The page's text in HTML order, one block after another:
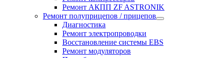
Ремонт АКПП ZF ASTRONIK
Ремонт полуприцепов / прицепов
Диагностика
Ремонт электропроводки
Восстановление системы EBS
Ремонт модуляторов